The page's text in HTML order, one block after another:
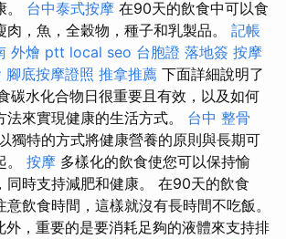
。 台中泰式按摩 在90天的飲食中可以食
肉，魚，全穀物，種子和乳製品。 記帳
外燴 ptt local seo 台胞證 落地簽 按摩
腳底按摩證照 推拿推薦 下面詳細說明了
碳水化合物日很重要且有效，以及如何
法來實現健康的生活方式。 台中 整骨
獨特的方式將健康營養的原則與長期可
。 按摩 多樣化的飲食使您可以保持愉
同時支持減肥和健康。 在90天的飲食
飲食時間，這樣就沒有長時間不吃飯。
外，重要的是要消耗足夠的液體來支持排